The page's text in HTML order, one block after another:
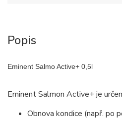
Popis
Eminent Salmo Active+ 0,5l
Eminent Salmon Active+ je
Obnova kondice (např. po